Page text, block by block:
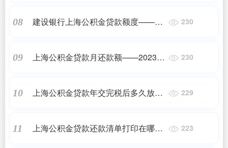
08
建设银行上海公积金贷款额度——
230
09
上海公积金贷款月还款额——2023最
230
10
上海公积金贷款年交完税后多久放款
229
11
上海公积金贷款还款清单打印在哪里
223